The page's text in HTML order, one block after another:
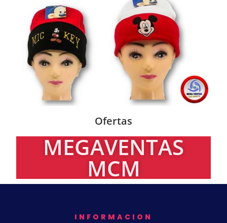
Ofertas
MEGAVENTAS
MCM
INFORMACION